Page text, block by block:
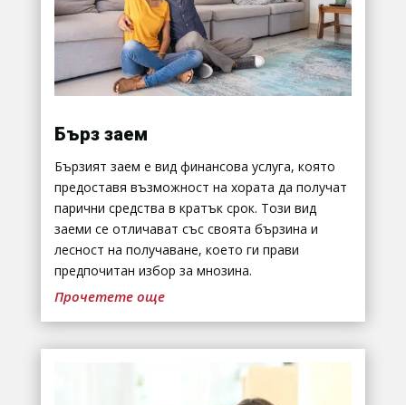
Бърз заем
Бързият заем е вид финансова услуга, която
предоставя възможност на хората да получат
парични средства в кратък срок. Този вид
заеми се отличават със своята бързина и
лесност на получаване, което ги прави
предпочитан избор за мнозина.
Прочетете още